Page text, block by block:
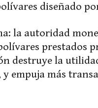
diseñado
la autoridad
prestados
destruye la
empuja más